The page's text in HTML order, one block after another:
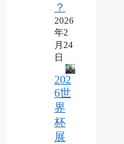
？
2026
年2
月24
日
202
6世
界
杯
展